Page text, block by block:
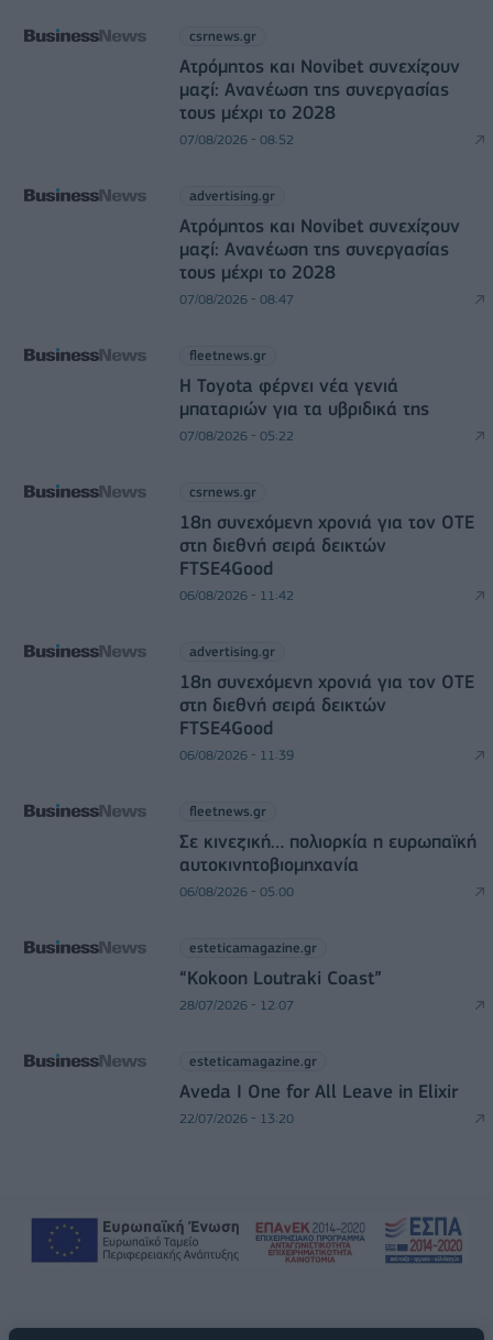
csrnews.gr
Ατρόμητος και Novibet συνεχίζουν
μαζί: Ανανέωση της συνεργασίας
τους μέχρι το 2028
07/08/2026 - 08:52
advertising.gr
Ατρόμητος και Novibet συνεχίζουν
μαζί: Ανανέωση της συνεργασίας
τους μέχρι το 2028
07/08/2026 - 08:47
fleetnews.gr
Η Toyota φέρνει νέα γενιά
μπαταριών για τα υβριδικά της
07/08/2026 - 05:22
csrnews.gr
18η συνεχόμενη χρονιά για τον ΟΤΕ
στη διεθνή σειρά δεικτών
FTSE4Good
06/08/2026 - 11:42
advertising.gr
18η συνεχόμενη χρονιά για τον ΟΤΕ
στη διεθνή σειρά δεικτών
FTSE4Good
06/08/2026 - 11:39
fleetnews.gr
Σε κινεζική… πολιορκία η ευρωπαϊκή
αυτοκινητοβιομηχανία
06/08/2026 - 05:00
esteticamagazine.gr
“Kokoon Loutraki Coast”
28/07/2026 - 12:07
esteticamagazine.gr
Aveda I One for All Leave in Elixir
22/07/2026 - 13:20